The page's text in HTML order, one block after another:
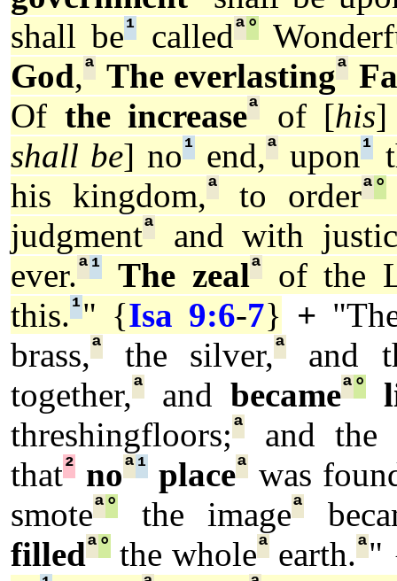
shall be¹calledª°
God,ª The everlastingª
Of the increaseª of [his]
shall be] no¹end,ª upon¹
his kingdom,ª to orderª°
judgmentª
and with
ever.ª¹ The zealª
of the
this.¹" {Isa 9:6-7} +
brass,ª the silver,ª
and
together,ª and becameª°
threshingfloors;ª
and the
that² noª¹ placeª was
smoteª° the imageª
filledª° the wholeªearth.ª"